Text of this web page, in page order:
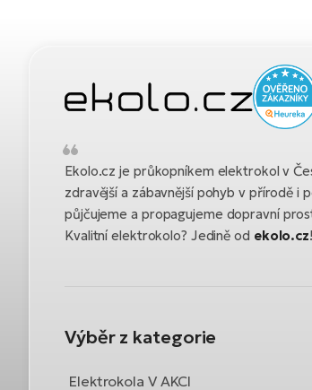
Ekolo.cz je průkopníkem elektrokol v
zdravější a zábavnější pohyb v přírodě i
půjčujeme a propagujeme dopravní
Kvalitní elektrokolo? Jedině od ekolo.cz!
Výběr z kategorie
Elektrokola V AKCI